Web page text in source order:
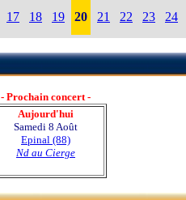
17 18 19 20 21 22 23 24
- Prochain concert -
Aujourd'hui
Samedi 8 Août
Epinal (88)
Nd au Cierge